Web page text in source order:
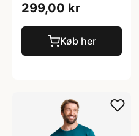
299,00 kr
Køb her